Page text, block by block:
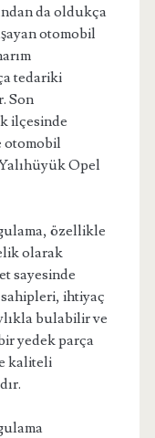
da oldukça
otomobil
tedariki
Son
ilçesinde
otomobil
Opel
özellikle
olarak
sayesinde
ihtiyaç
bulabilir ve
yedek parça
kaliteli